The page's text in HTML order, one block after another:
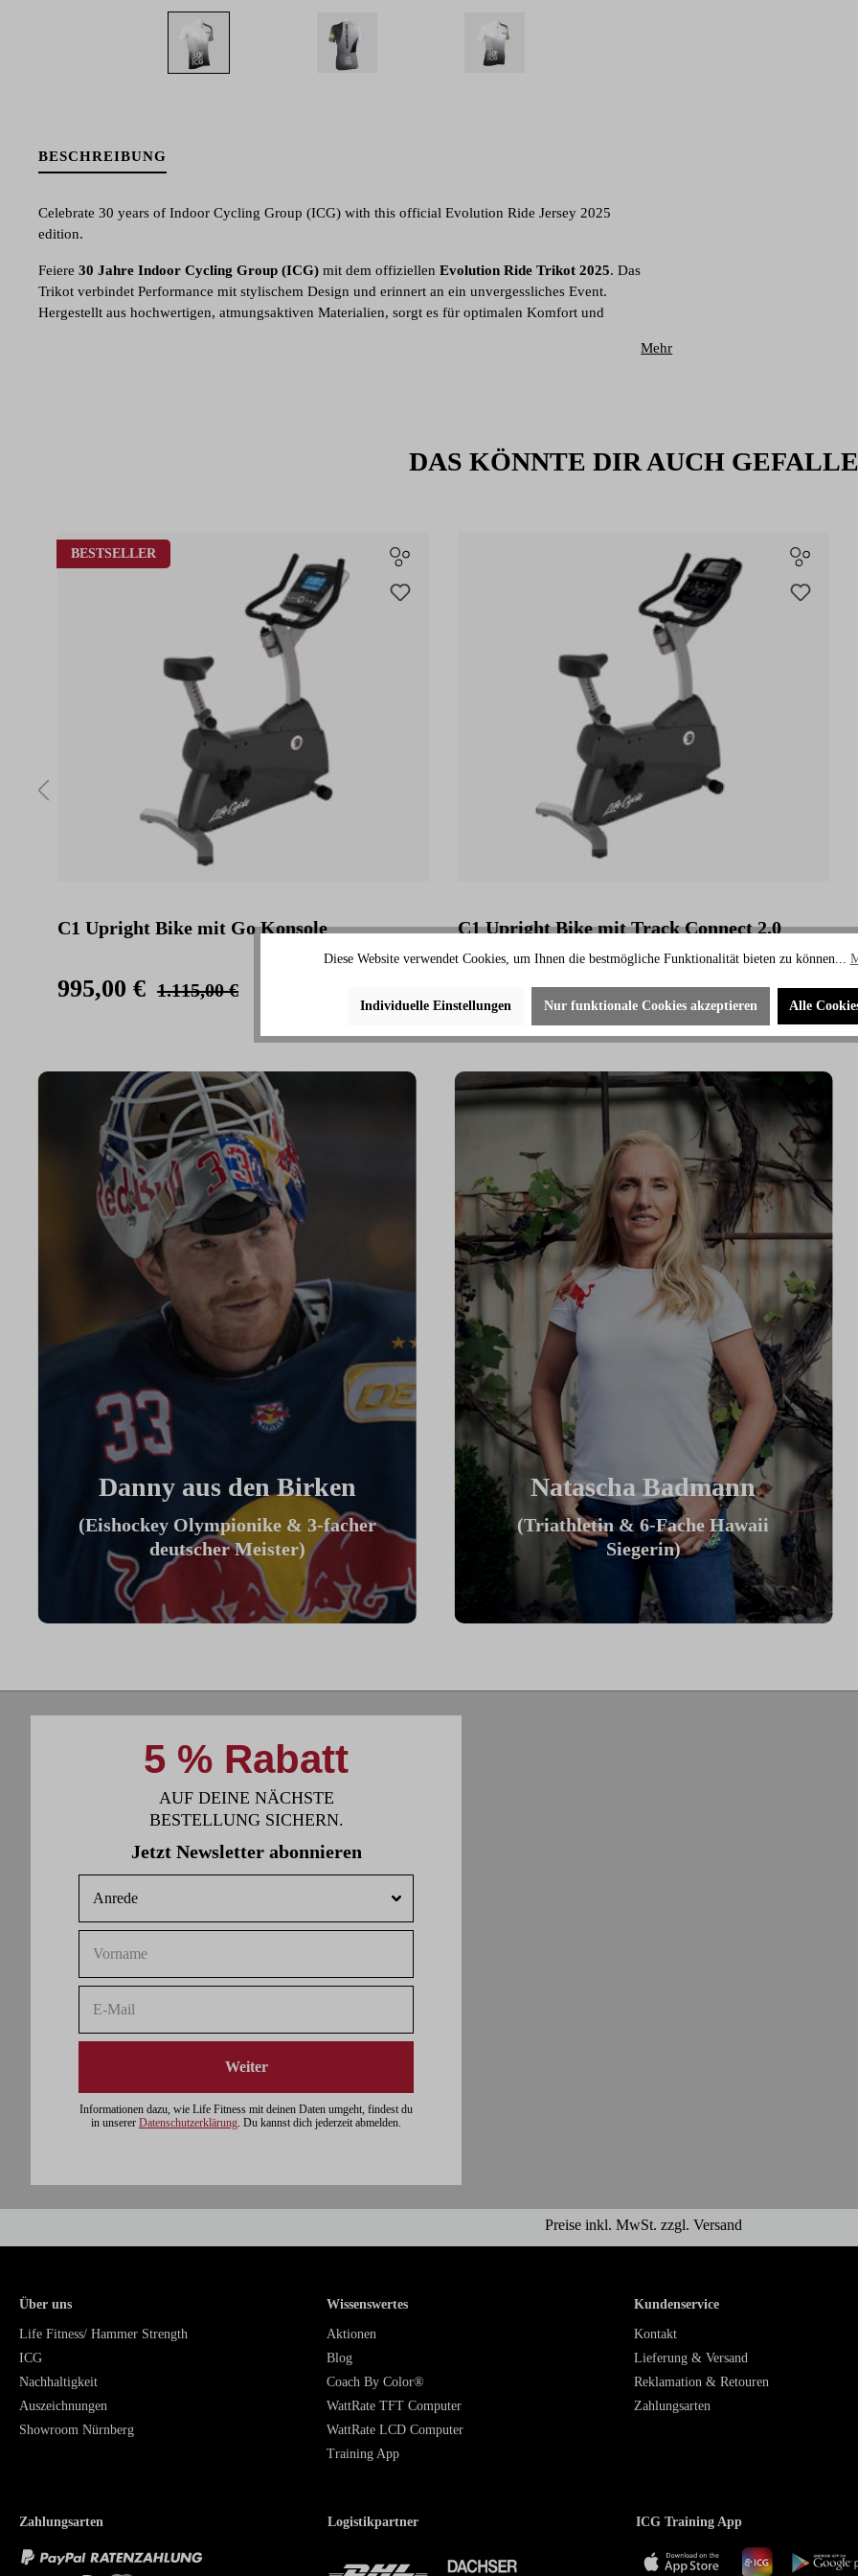
BESCHREIBUNG
Celebrate 30 years of Indoor Cycling Group (ICG) with this official Evolution Ride Jersey 2025
edition.
Feiere 30 Jahre Indoor Cycling Group (ICG) mit dem offiziellen Evolution Ride Trikot 2025. Das
Trikot verbindet Performance mit stylischem Design und erinnert an ein unvergessliches Event.
Hergestellt aus hochwertigen, atmungsaktiven Materialien, sorgt es für optimalen Komfort und
Mehr
DAS KÖNNTE DIR AUCH
Produktgalerie überspringen
BESTSELLER
C1 Upright Bike mit Go Konsole
995,00 € 1.115,00 €
C1 Upright Bike mit Track Connect 2.0
Konsole
1.645,00 € 1.765,00 €
Danny aus den Birken
(Eishockey Olympionike & 3-facher
deutscher Meister)
"Ich benutze das Bike jeden Tag und es
hilft mir außerhalb des Eises an meiner
Natascha Badmann
(Triathletin & 6-Fache Hawaii
Siegerin)
„Ich finde mein ICG Bike großartig,
weil ich es meiner TT Position optimal
5 % Rabatt
AUF DEINE NÄCHSTE
BESTELLUNG SICHERN.
Jetzt Newsletter abonnieren
Weiter
Informationen dazu, wie Life Fitness mit deinen Daten umgeht, findest du
in unserer Datenschutzerklärung. Du kannst dich jederzeit abmelden.
Preise inkl. MwSt. zzgl. Versand
Über uns
Life Fitness/ Hammer Strength
ICG
Nachhaltigkeit
Auszeichnungen
Showroom Nürnberg
Wissenswertes
Aktionen
Blog
Coach By Color®
WattRate TFT Computer
WattRate LCD Computer
Training App
Kundenservice
Kontakt
Lieferung & Versand
Reklamation & Retouren
Zahlungsarten
Zahlungsarten Logistikpartner ICG Training App
Diese Website verwendet Cookies, um Ihnen die bestmögliche Funktionalität bieten zu können...
Individuelle Einstellungen Nur funktionale Cookies akzeptieren Alle